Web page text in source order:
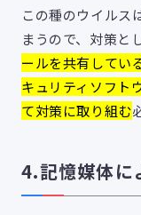
この種のウイルス
まうので、対策と
ールを共有してい
キュリティソフト
て対策に取り組む
4.記憶媒体に